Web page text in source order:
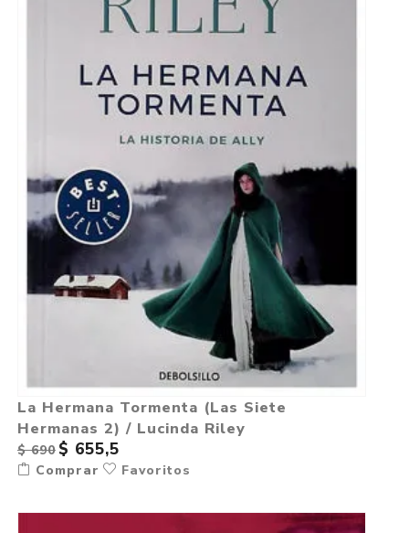
La Hermana Tormenta (Las Siete
Hermanas 2) / Lucinda Riley
$ 690 $ 655,5
Comprar Favoritos